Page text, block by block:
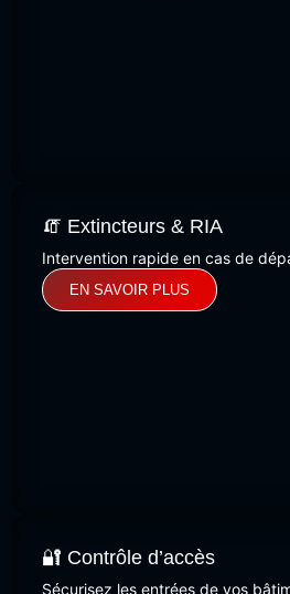
🧯 Extincteurs & RIA
Intervention rapide en cas de
EN SAVOIR PLUS
🔐 Contrôle d’accès
Sécurisez les entrées de vos